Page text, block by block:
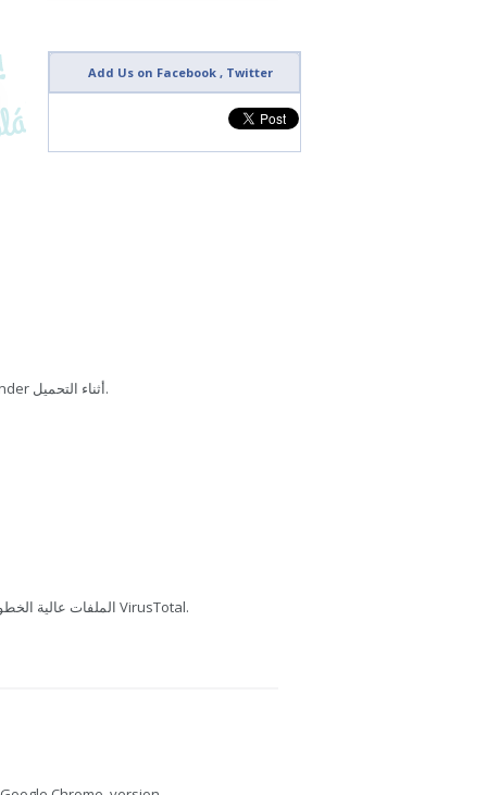
Add Us on Facebook , Twitter
تم فحص هذا الملف بواسطة Bitdefender أثناء التحميل.
يفحص MediaFire الملفات عالية الخطورة باستخدام VirusTotal.